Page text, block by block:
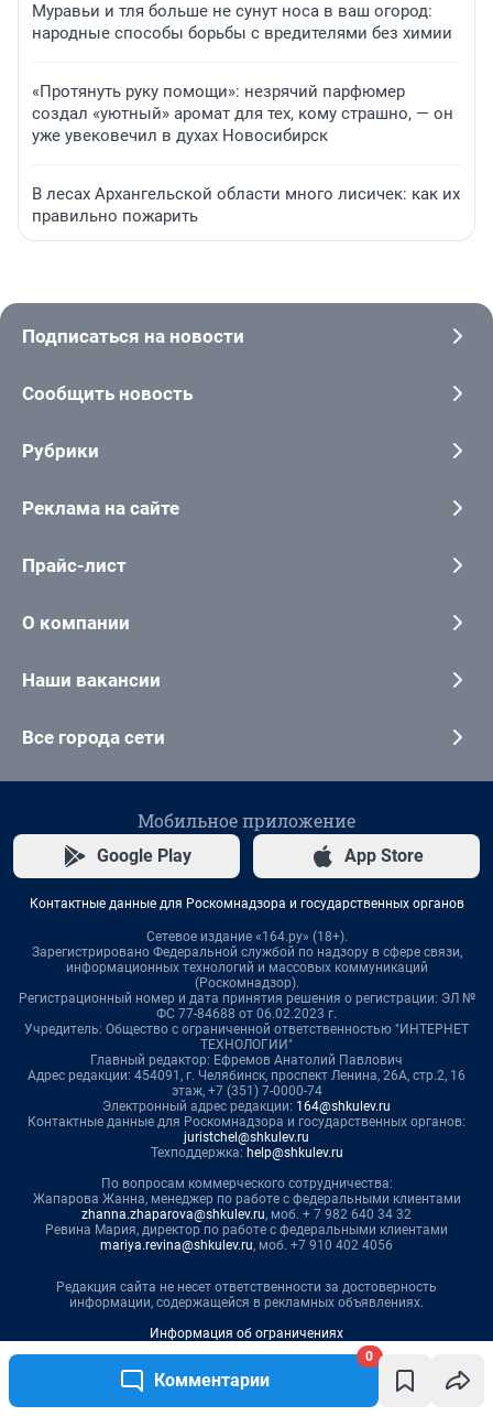
Комментарии
0
Муравьи и тля больше не сунут носа в ваш огород:
народные способы борьбы с вредителями без химии
«Протянуть руку помощи»: незрячий парфюмер
создал «уютный» аромат для тех, кому страшно, — он
уже увековечил в духах Новосибирск
В лесах Архангельской области много лисичек: как их
правильно пожарить
Подписаться на новости
Сообщить новость
Рубрики
Реклама на сайте
Прайс-лист
О компании
Наши вакансии
Все города сети
Мобильное приложение
Google Play App Store
Контактные данные для Роскомнадзора и государственных органов
Сетевое издание «164.ру» (18+).
Зарегистрировано Федеральной службой по надзору в сфере связи,
информационных технологий и массовых коммуникаций
(Роскомнадзор).
Регистрационный номер и дата принятия решения о регистрации: ЭЛ №
ФС 77-84688 от 06.02.2023 г.
Учредитель: Общество с ограниченной ответственностью "ИНТЕРНЕТ
ТЕХНОЛОГИИ"
Главный редактор: Ефремов Анатолий Павлович
Адрес редакции: 454091, г. Челябинск, проспект Ленина, 26А, стр.2, 16
этаж, +7 (351) 7-0000-74
Электронный адрес редакции: 164@shkulev.ru
Контактные данные для Роскомнадзора и государственных органов:
juristchel@shkulev.ru
Техподдержка: help@shkulev.ru
По вопросам коммерческого сотрудничества:
Жапарова Жанна, менеджер по работе с федеральными клиентами
zhanna.zhaparova@shkulev.ru, моб. + 7 982 640 34 32
Ревина Мария, директор по работе с федеральными клиентами
mariya.revina@shkulev.ru, моб. +7 910 402 4056
Редакция сайта не несет ответственности за достоверность
информации, содержащейся в рекламных объявлениях.
Информация об ограничениях